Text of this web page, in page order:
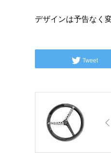
デザインは予告なく
Tweet